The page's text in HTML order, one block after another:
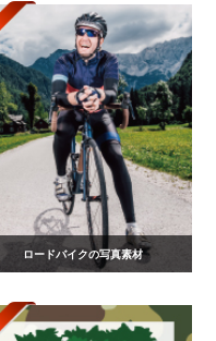
ロードバイクの写真素材